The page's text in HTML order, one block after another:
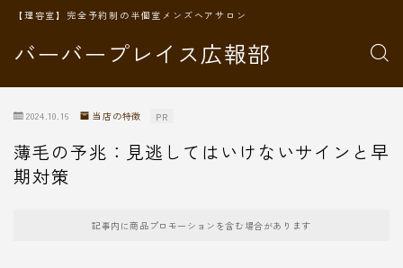
バーバープレイス広報部
【理容室】完全予約制の半個室メンズヘアサロン
2024.10.16 当店の特徴 PR
薄毛の予兆：見逃してはいけないサインと早
期対策
記事内に商品プロモーションを含む場合があります